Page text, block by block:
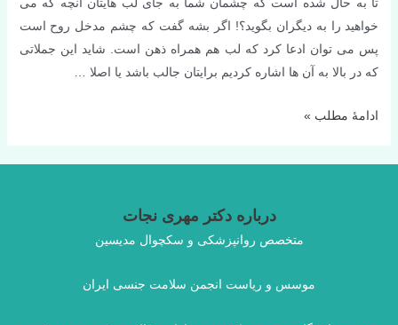
تا به حال شده است که چشمان شما به جای لب هایتان آنچه که می
خواهید را به دیگران بگوید؟! اگر بشه گفت که چشم مدخل روح است
پس می توان ادعا کرد که لب هم همراه ذهن است. شاید این جملاتی
که در بالا به آن ها اشاره کردیم برایتان جالب باشد یا اصلا …
تاثیر
ادامۀ مطلب »
درباره دکتر مهری نجات
متخصص روانپزشکی و سکچوال مدیسین
موسس و ریاست انجمن سلامت جنسی ایران